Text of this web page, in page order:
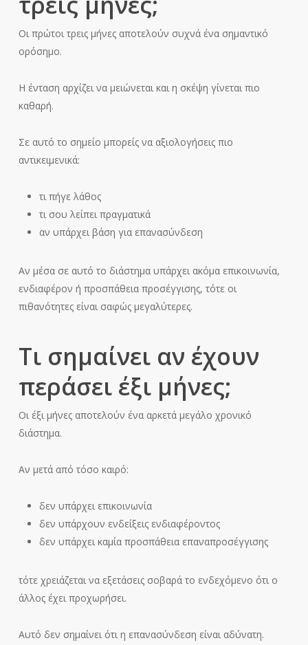
Οι πρώτοι τρεις μήνες αποτελούν συχνά ένα σημαντικό
ορόσημο.
Η ένταση αρχίζει να μειώνεται και η σκέψη γίνεται πιο
καθαρή.
Σε αυτό το σημείο μπορείς να αξιολογήσεις πιο
αντικειμενικά:
τι πήγε λάθος
τι σου λείπει πραγματικά
αν υπάρχει βάση για επανασύνδεση
Αν μέσα σε αυτό το διάστημα υπάρχει ακόμα επικοινωνία,
ενδιαφέρον ή προσπάθεια προσέγγισης, τότε οι
πιθανότητες είναι σαφώς μεγαλύτερες.
Τι σημαίνει αν έχουν
περάσει έξι μήνες;
Οι έξι μήνες αποτελούν ένα αρκετά μεγάλο χρονικό
διάστημα.
Αν μετά από τόσο καιρό:
δεν υπάρχει επικοινωνία
δεν υπάρχουν ενδείξεις ενδιαφέροντος
δεν υπάρχει καμία προσπάθεια επαναπροσέγγισης
τότε χρειάζεται να εξετάσεις σοβαρά το ενδεχόμενο ότι ο
άλλος έχει προχωρήσει.
Αυτό δεν σημαίνει ότι η επανασύνδεση είναι αδύνατη.